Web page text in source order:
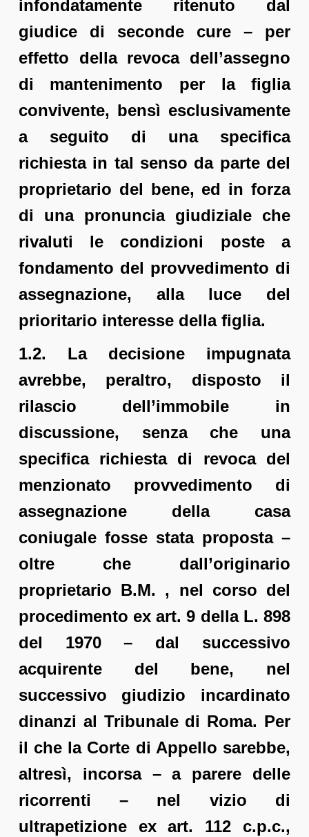
infondatamente ritenuto dal
giudice di seconde cure – per
effetto della revoca dell’assegno
di mantenimento per la figlia
convivente, bensì esclusivamente
a seguito di una specifica
richiesta in tal senso da parte del
proprietario del bene, ed in forza
di una pronuncia giudiziale che
rivaluti le condizioni poste a
fondamento del provvedimento di
assegnazione, alla luce del
prioritario interesse della figlia.
1.2. La decisione impugnata
avrebbe, peraltro, disposto il
rilascio dell’immobile in
discussione, senza che una
specifica richiesta di revoca del
menzionato provvedimento di
assegnazione della casa
coniugale fosse stata proposta –
oltre che dall’originario
proprietario B.M. , nel corso del
procedimento ex art. 9 della L. 898
del 1970 – dal successivo
acquirente del bene, nel
successivo giudizio incardinato
dinanzi al Tribunale di Roma. Per
il che la Corte di Appello sarebbe,
altresì, incorsa – a parere delle
ricorrenti – nel vizio di
ultrapetizione ex art. 112 c.p.c.,